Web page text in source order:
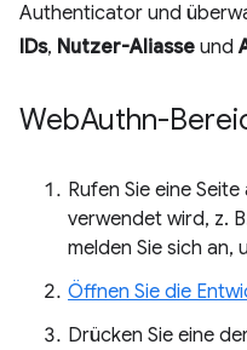
Authenticator und
IDs, Nutzer-Aliasse und
WebAuthn-
Rufen Sie eine
verwendet wird, z.
melden Sie sich an,
Öffnen Sie die
Drücken Sie eine